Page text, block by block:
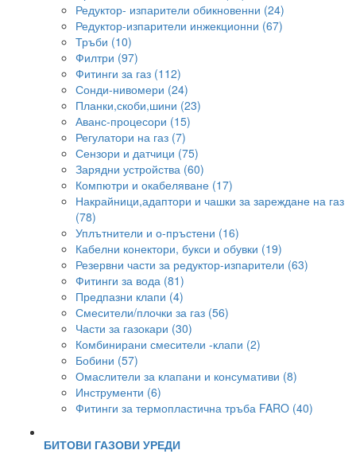
Редуктор- изпарители обикновенни (24)
Редуктор-изпарители инжекционни (67)
Тръби (10)
Филтри (97)
Фитинги за газ (112)
Сонди-нивомери (24)
Планки,скоби,шини (23)
Аванс-процесори (15)
Регулатори на газ (7)
Сензори и датчици (75)
Зарядни устройства (60)
Компютри и окабеляване (17)
Накрайници,адаптори и чашки за зареждане на газ
(78)
Уплътнители и о-пръстени (16)
Кабелни конектори, букси и обувки (19)
Резервни части за редуктор-изпарители (63)
Фитинги за вода (81)
Предпазни клапи (4)
Смесители/плочки за газ (56)
Части за газокари (30)
Комбинирани смесители -клапи (2)
Бобини (57)
Омаслители за клапани и консумативи (8)
Инструменти (6)
Фитинги за термопластична тръба FARO (40)
БИТОВИ ГАЗОВИ УРЕДИ